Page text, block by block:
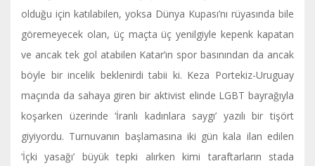
olduğu için katılabilen, yoksa Dünya Kupası’nı rüyasında bile
göremeyecek olan, üç maçta üç yenilgiyle kepenk kapatan
ve ancak tek gol atabilen Katar’ın spor basınından da ancak
böyle bir incelik beklenirdi tabii ki. Keza Portekiz-Uruguay
maçında da sahaya giren bir aktivist elinde LGBT bayrağıyla
koşarken üzerinde ‘İranlı kadınlara saygı’ yazılı bir tişört
giyiyordu. Turnuvanın başlamasına iki gün kala ilan edilen
‘İçki yasağı’ büyük tepki alırken kimi taraftarların stada